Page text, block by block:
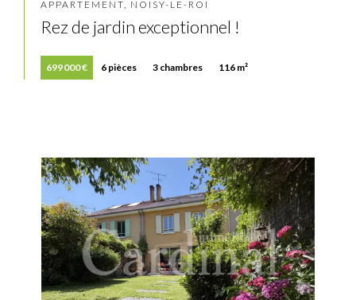
APPARTEMENT, NOISY-LE-ROI
Rez de jardin exceptionnel !
699 000 € 6 pièces 3 chambres 116 m²